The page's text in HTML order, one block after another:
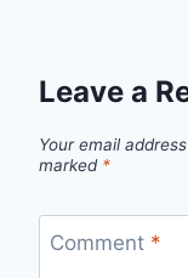
Leave a
Your email
marked *
Comment *